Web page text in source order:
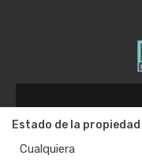
Estado de la propiedad
Cualquiera